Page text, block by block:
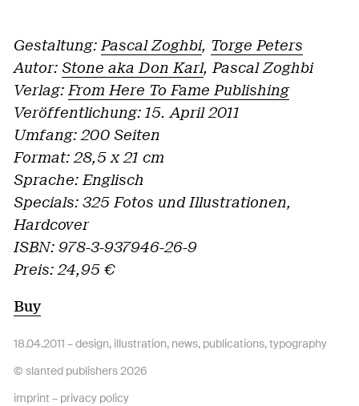
Gestaltung: Pascal Zoghbi, Torge Peters
Autor: Stone aka Don Karl, Pascal Zoghbi
Verlag: From Here To Fame Publishing
Veröffentlichung: 15. April 2011
Umfang: 200 Seiten
Format: 28,5 x 21 cm
Sprache: Englisch
Specials: 325 Fotos und Illustrationen,
Hardcover
ISBN: 978-3-937946-26-9
Preis: 24,95 €
Buy
18.04.2011 –design, illustration, news, publications,typography
© slanted publishers 2026
imprint – privacy policy